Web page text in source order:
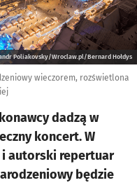
Poliakovsky/Wroclaw.pl/Bernard Hołdys
wieczorem, rozświetlona
dadzą w
koncert. W
i autorski repertuar
będzie